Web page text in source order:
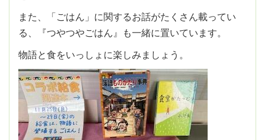
また、「ごはん」に関するお話がたくさん載ってい
る、『つやつやごはん』も一緒に置いています。
物語と食をいっしょに楽しみましょう。